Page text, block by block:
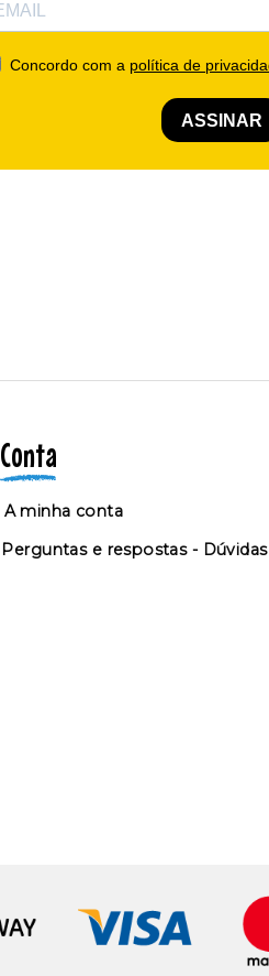
Conta
A minha conta
Perguntas e respostas - Dúvidas